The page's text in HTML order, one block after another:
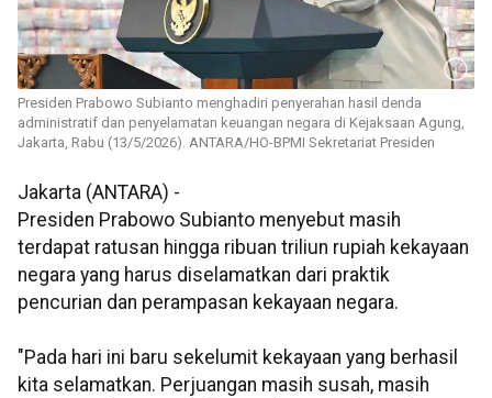
Presiden Prabowo Subianto menghadiri penyerahan hasil denda
administratif dan penyelamatan keuangan negara di Kejaksaan Agung,
Jakarta, Rabu (13/5/2026). ANTARA/HO-BPMI Sekretariat Presiden
Jakarta (ANTARA) -
Presiden Prabowo Subianto menyebut masih
terdapat ratusan hingga ribuan triliun rupiah kekayaan
negara yang harus diselamatkan dari praktik
pencurian dan perampasan kekayaan negara.
"Pada hari ini baru sekelumit kekayaan yang berhasil
kita selamatkan. Perjuangan masih susah, masih